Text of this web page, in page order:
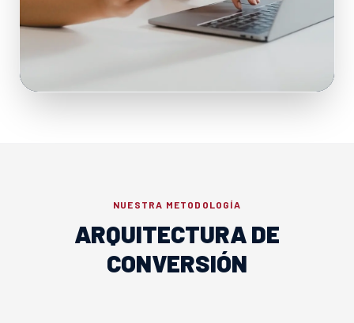
NUESTRA METODOLOGÍA
ARQUITECTURA DE
CONVERSIÓN